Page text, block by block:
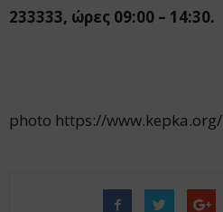
233333, ώρες 09:00 – 14:30.
photo https://www.kepka.org/